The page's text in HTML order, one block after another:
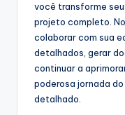
você transforme
projeto completo.
colaborar com sua
detalhados, gerar
continuar a
poderosa jornada
detalhado.